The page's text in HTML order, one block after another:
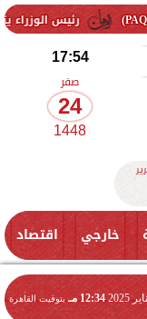
رئيس الوزراء يتفقد سير
17:54
صفر
24
1448
خارجي اقتصاد
12:34 مـ بتوقيت القاهرة